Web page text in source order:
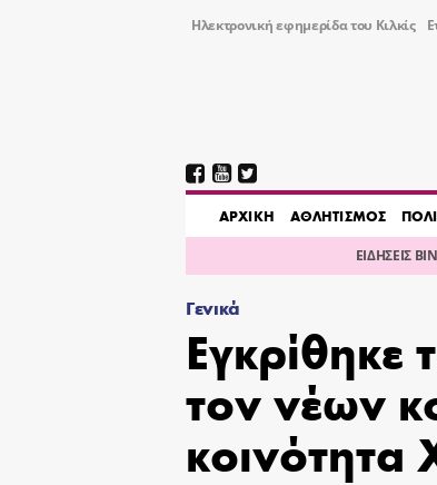
Ηλεκτρονική εφημερίδα του Κιλκίς
AΡΧΙΚΗ ΑΘΛΗΤΙΣΜΟΣ
ΕΙΔΗΣΕΙΣ
Γενικά
Εγκρίθηκε
τον νέων
κοινότητα